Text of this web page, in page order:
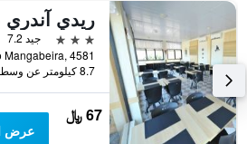
3 نجوم
جيد 7.2
8.7 كيلومتر عن وسط المدينة
67 ﷼
عرض